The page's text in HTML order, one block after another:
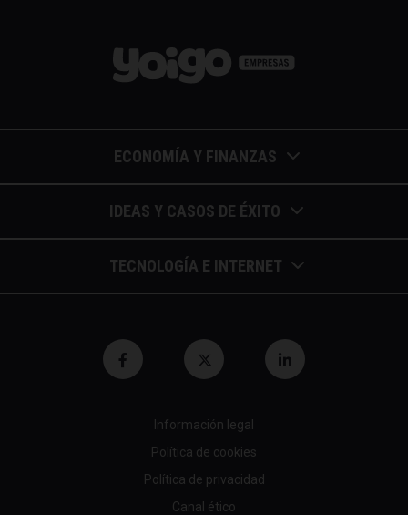
ECONOMÍA Y FINANZAS
Barómetros de sueldos
Economía colaborativa
Economía para Pymes
Fiscalidad y hacienda
IDEAS Y CASOS DE ÉXITO
Calendario de eventos
Casos de éxito
Entrevistas / autores
Gestión y liderazgo
Psicología y coaching
TECNOLOGÍA E INTERNET
Blockchain y similares
Nuevas profesiones
Información legal
Política de cookies
Política de privacidad
Canal ético